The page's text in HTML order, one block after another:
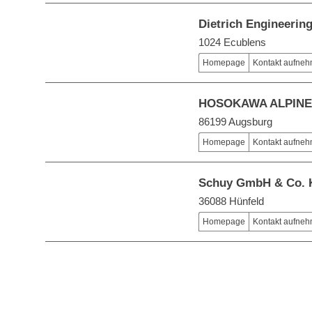
Dietrich
1024 Ecublens
Homepage Kontakt
HOSOKAWA
86199 Augsburg
Homepage Kontakt
Schuy GmbH & Co.
36088 Hünfeld
Homepage Kontakt